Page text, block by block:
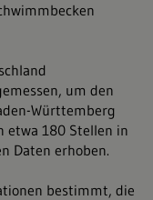
um den
Württemberg
etwa 180 Stellen in
Daten erhoben.
bestimmt, die